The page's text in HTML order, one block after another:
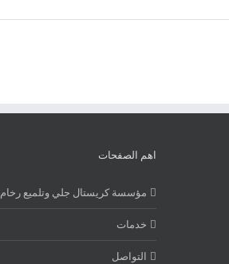
اهم الصفحات
مؤسسة كريستال جلي وتلميع رخام
خدمات
التواصل